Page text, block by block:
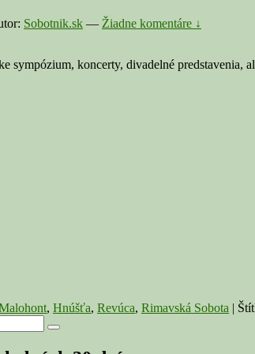
Sobotnik.sk — Žiadne komentáre ↓
sympózium, koncerty, divadelné
, Hnúšťa, Revúca, Rimavská Sobota |
Search